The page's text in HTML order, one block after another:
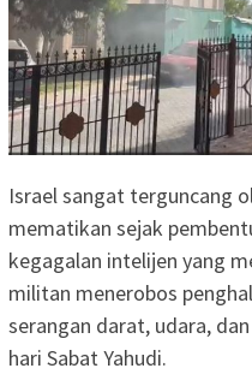
Israel sangat terguncang
mematikan sejak
kegagalan intelijen yang
militan menerobos
serangan darat, udara,
hari Sabat Yahudi.